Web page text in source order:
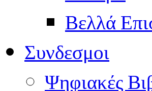
Βελλά
Συνδεσμοι
Ψηφιακές